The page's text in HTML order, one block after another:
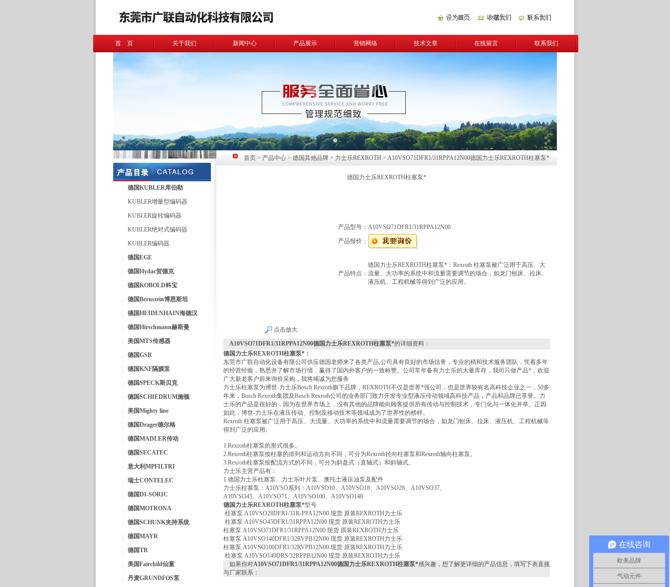
首 页 关于我们 新闻中心 产品展示 营销网络 技术文章 在线留言 联系我们
德国KUBLER库伯勒
KUBLER增量型编码器
KUBLER旋转编码器
KUBLER绝对式编码器
KUBLER编码器
德国EGE
德国Hydac贺德克
德国KOBOLD科宝
德国Bernstein博恩斯坦
德国HEIDENHAIN海德汉
德国Hirschmann赫斯曼
美国MTS传感器
德国GSR
德国KNF隔膜泵
德国SPECK斯贝克
德国SCHIEDRUM施顿
美国Mighty line
德国Drager德尔格
德国MADLER传动
德国SECATEC
意大利MPFILTRI
瑞士CONTELEC
德国DI-SORIC
德国MOTRONA
德国SCHUNK夹持系统
德国MAYR
德国TR
美国Fairchild仙童
丹麦GRUNDFOS泵
首页 > 产品中心 > 德国其他品牌 > 力士乐REXROTH > A10VSO71DFR1/31RPPA12N00德国力士乐REXROTH柱塞泵*
德国力士乐REXROTH柱塞泵*
点击放大
产品型号： A10VSO71DFR1/31RPPA12N00
产品报价：
产品特点：
德国力士乐REXROTH柱塞泵*：Rexroth 柱塞泵被广泛用于高压、大
流量、大功率的系统中和流量需要调节的场合，如龙门刨床、拉床、
液压机、工程机械等得到广泛的应用。
A10VSO71DFR1/31RPPA12N00德国力士乐REXROTH柱塞泵*的详细资料：
德国力士乐REXROTH柱塞泵* ：
东莞市广联自动化设备有限公司供应德国老师来了各类产品,公司具有良好的市场信誉，专业的稍和技术服务团队，凭着多年
的经营经验，熟悉并了解市场行情，赢得了国内外客户的一致称赞。公司常年备有力士乐的大量库存，我司只做产品*，欢迎
广大新老客户前来询价采购，我将竭诚为您服务
力士乐柱塞泵为博世-力士乐Bosch Rexroth旗下品牌，REXROTH不仅是世界*强公司，也是世界较有名高科技企业之一，50多
年来，Bosch Rexroth集团及Bosch Rexroth公司的业务部门致力开发专业型液压传动领域高科技产品，产品和品牌已享誉。力
士乐的产品是很好的，因为在世界市场上，没有其他的品牌能向顾客提供所有传动与控制技术，专门化与一体化并举。正因
如此，博世-力士乐在液压传动、控制及移动技术等领域成为了世界性的榜样。
Rexroth 柱塞泵被广泛用于高压、大流量、大功率的系统中和流量需要调节的场合，如龙门刨床、拉床、液压机、工程机械等
得到广泛的应用。
1.Rexroth柱塞泵的形式很多。
2.Rexroth柱塞泵按柱塞的排列和运动方向不同，可分为Rexroth径向柱塞泵和Rexroth轴向柱塞泵。
3.Rexroth柱塞泵按配流方式的不同，可分为斜盘式（直轴式）和斜轴式。
力士乐主营产品有：
1.德国力士乐柱塞泵、力士乐叶片泵、澳托士液压油泵及配件
力士乐柱塞泵：A10VSO系列：A10VSO10、A10VSO18、A10VSO28、A10VSO37、
A10VSO45、A10VSO71、A10VSO100、A10VSO140
德国力士乐REXROTH柱塞泵*型号
柱塞泵 A10VSO28DFR1/31R-PPA12N00 现货 原装REXROTH力士乐
柱塞泵 A10VSO45DFR1/31RPPA12N00 现货 原装REXROTH力士乐
柱塞泵 A10VSO71DFR1/31RPPA12N00 现货 原装REXROTH力士乐
柱塞泵 A10VSO140DFR1/32RVPB12N00 现货 原装REXROTH力士乐
柱塞泵 A10VSO100DFR1/32RVPB12N00 现货 原装REXROTH力士乐
柱塞泵 A10VSO140DRS/32RPPB12N00 现货 原装REXROTH力士乐
如果你对A10VSO71DFR1/31RPPA12N00德国力士乐REXROTH柱塞泵*感兴趣，想了解更详细的产品信息，填写下表直接
与厂家联系：
在线咨询
欧美品牌
气动元件